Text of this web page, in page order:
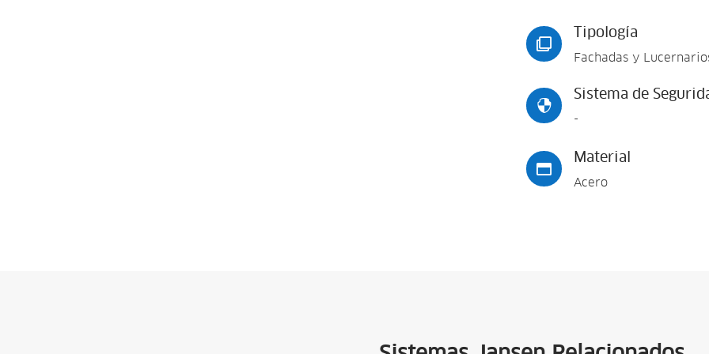

Tipología
Fachadas y

Sistema de
-

Material
Acero